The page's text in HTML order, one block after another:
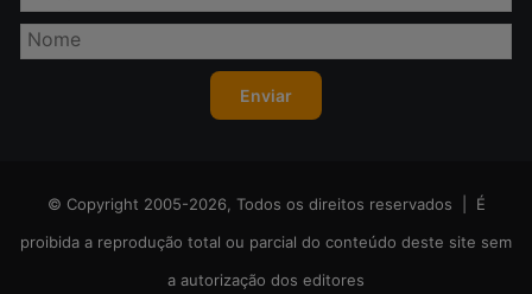
© Copyright 2005-2026, Todos os direitos reservados | É
proibida a reprodução total ou parcial do conteúdo deste site sem
a autorização dos editores